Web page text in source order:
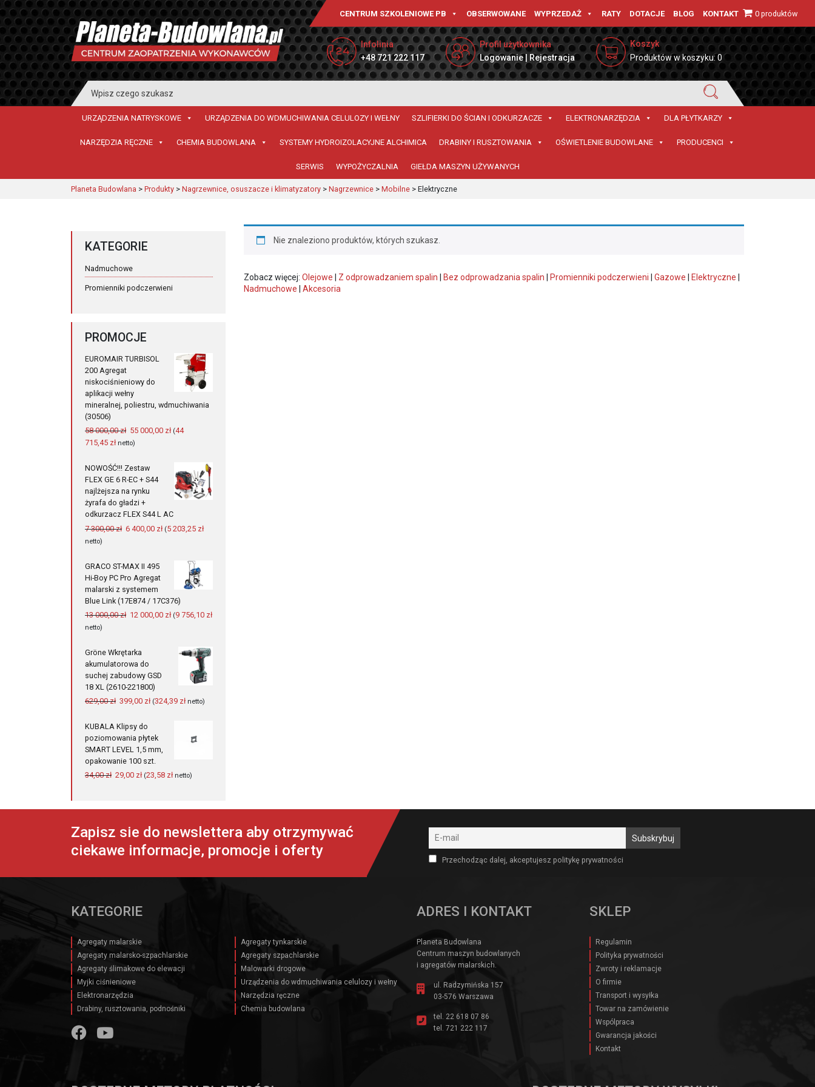
CENTRUM SZKOLENIOWE PB OBSERWOWANE WYPRZEDAŻ RATY DOTACJE BLOG KONTAKT 0 produktów
Infolinia
+48 721 222 117
Profil użytkownika
Logowanie | Rejestracja
Koszyk
Produktów w koszyku: 0
Search
for:
URZĄDZENIA NATRYSKOWE URZĄDZENIA DO WDMUCHIWANIA CELULOZY I WEŁNY SZLIFIERKI DO ŚCIAN I ODKURZACZE ELEKTRONARZĘDZIA DLA PŁYTKARZY
NARZĘDZIA RĘCZNE CHEMIA BUDOWLANA SYSTEMY HYDROIZOLACYJNE ALCHIMICA DRABINY I RUSZTOWANIA OŚWIETLENIE BUDOWLANE PRODUCENCI
SERWIS WYPOŻYCZALNIA GIEŁDA MASZYN UŻYWANYCH
Planeta Budowlana > Produkty > Nagrzewnice, osuszacze i klimatyzatory > Nagrzewnice > Mobilne > Elektryczne
Nie znaleziono produktów, których szukasz.
Zobacz więcej: Olejowe | Z odprowadzaniem spalin | Bez odprowadzania spalin | Promienniki podczerwieni | Gazowe | Elektryczne |
Nadmuchowe | Akcesoria
KATEGORIE
Nadmuchowe
Promienniki podczerwieni
PROMOCJE
EUROMAIR TURBISOL
200 Agregat
niskociśnieniowy do
aplikacji wełny
mineralnej, poliestru, wdmuchiwania
(30506)
58 000,00zł Pierwotna
cena
58
000,00 zł.
55 000,00 złAktualna
000,00 zł.
(44
715,45 złnetto)
NOWOŚĆ!!! Zestaw
FLEX GE 6 R-EC + S44
najlżejsza na rynku
żyrafa do gładzi +
odkurzacz FLEX S44 L AC
7 300,00zł Pierwotna
7
300,00 zł.
6 400,00 złAktualna
400,00 zł.
(5 203,25 zł
netto)
GRACO ST-MAX II 495
Hi-Boy PC Pro Agregat
malarski z systemem
Blue Link (17E874 / 17C376)
13 000,00zł Pierwotna
13
000,00 zł.
12 000,00 złAktualna
000,00 zł.
(9 756,10 zł
netto)
Gröne Wkrętarka
akumulatorowa do
suchej zabudowy GSD
18 XL (2610-221800)
629,00zł Pierwotna
wynosiła:
629,00 zł.
399,00 złAktualna
399,00 zł.
(324,39 złnetto)
KUBALA Klipsy do
poziomowania płytek
SMART LEVEL 1,5 mm,
opakowanie 100 szt.
34,00zł Pierwotna
34,00 zł.
29,00 złAktualna
29,00 zł.
(23,58 złnetto)
Zapisz sie do newslettera aby otrzymywać
ciekawe informacje, promocje i oferty
Przechodząc dalej, akceptujesz politykę prywatności
KATEGORIE
Agregaty malarskie
Agregaty tynkarskie
Agregaty malarsko-szpachlarskie
Agregaty szpachlarskie
Agregaty ślimakowe do elewacji
Malowarki drogowe
Myjki ciśnieniowe
Urządzenia do wdmuchiwania celulozy i wełny
Elektronarzędzia
Narzędzia ręczne
Drabiny, rusztowania, podnośniki
Chemia budowlana
ADRES I KONTAKT
Planeta Budowlana
Centrum maszyn budowlanych
i agregatów malarskich.
ul. Radzymińska 157
03-576 Warszawa
tel. 22 618 07 86
tel. 721 222 117
SKLEP
Regulamin
Polityka prywatności
Zwroty i reklamacje
O firmie
Transport i wysyłka
Towar na zamówienie
Wspólpraca
Gwarancja jakości
Kontakt